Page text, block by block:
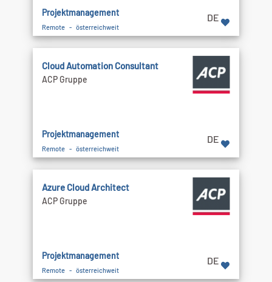
Projektmanagement
Remote - österreichweit
DE
Cloud Automation Consultant
ACP Gruppe
Projektmanagement
Remote - österreichweit
DE
Azure Cloud Architect
ACP Gruppe
Projektmanagement
Remote - österreichweit
DE